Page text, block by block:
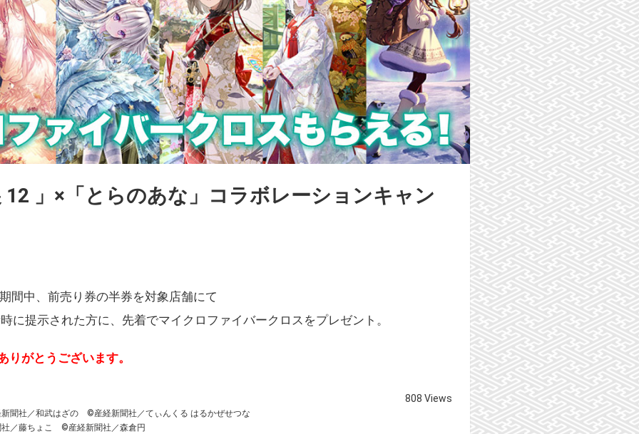
12 」×「とらのあな」コラボレーションキャン
間中、前売り券の半券を対象店舗にて
に提示された方に、先着でマイクロファイバークロスをプレゼント。
がとうございます。
808 Views
聞社／和武はざの ©産経新聞社／てぃんくる はるかぜせつな
／藤ちょこ ©産経新聞社／森倉円